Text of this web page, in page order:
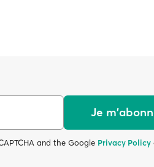
Je
and the Google Privacy Policy